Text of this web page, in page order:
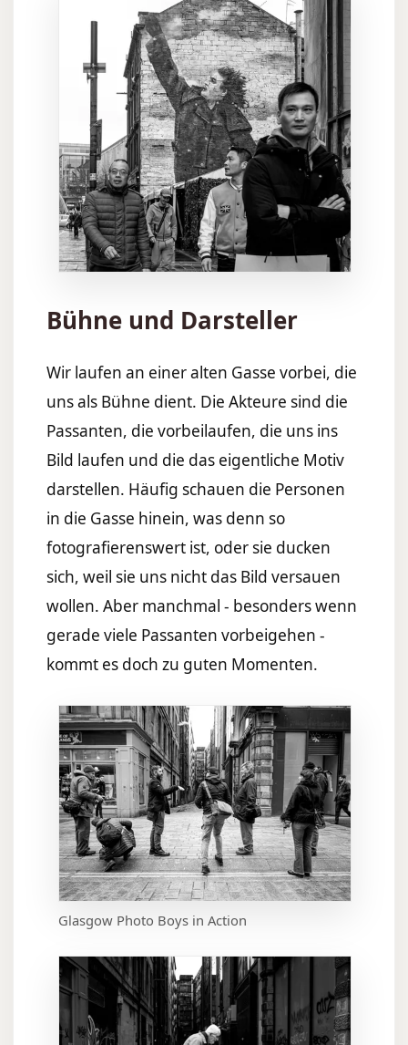
Bühne und Darsteller
Wir laufen an einer alten Gasse vorbei, die
uns als Bühne dient. Die Akteure sind die
Passanten, die vorbeilaufen, die uns ins
Bild laufen und die das eigentliche Motiv
darstellen. Häufig schauen die Personen
in die Gasse hinein, was denn so
fotografierenswert ist, oder sie ducken
sich, weil sie uns nicht das Bild versauen
wollen. Aber manchmal - besonders wenn
gerade viele Passanten vorbeigehen -
kommt es doch zu guten Momenten.
Glasgow Photo Boys in Action